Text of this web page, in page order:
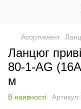
Асортимент
Ланцюг
80-1-AG
м
В наявності Артикул: